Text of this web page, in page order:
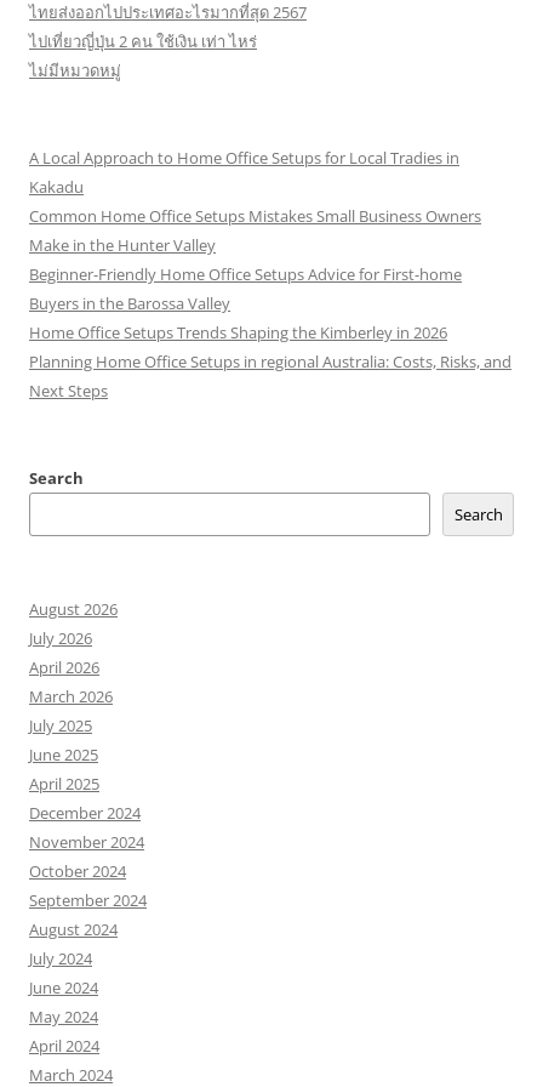
ไทยส่งออกไปประเทศอะไรมากที่สุด 2567
ไปเที่ยวญี่ปุ่น 2 คน ใช้เงิน เท่า ไหร่
ไม่มีหมวดหมู่
A Local Approach to Home Office Setups for Local Tradies in
Kakadu
Common Home Office Setups Mistakes Small Business Owners
Make in the Hunter Valley
Beginner-Friendly Home Office Setups Advice for First-home
Buyers in the Barossa Valley
Home Office Setups Trends Shaping the Kimberley in 2026
Planning Home Office Setups in regional Australia: Costs, Risks, and
Next Steps
Search
Search
August 2026
July 2026
April 2026
March 2026
July 2025
June 2025
April 2025
December 2024
November 2024
October 2024
September 2024
August 2024
July 2024
June 2024
May 2024
April 2024
March 2024